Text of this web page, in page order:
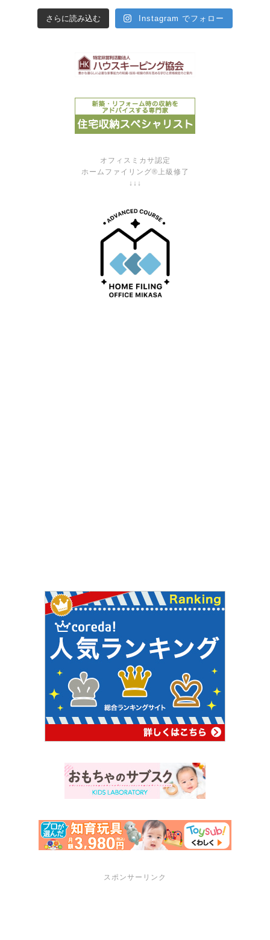
さらに読み込む Instagram でフォロー
オフィスミカサ認定
ホームファイリング®上級修了
↓↓↓
スポンサーリンク